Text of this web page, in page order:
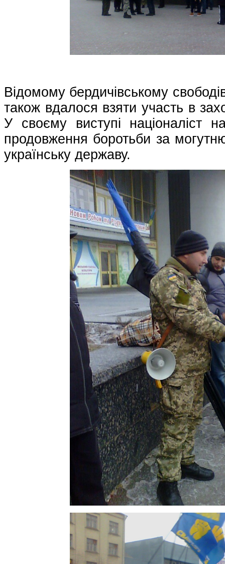
Відомому бердичівському
також вдалося взяти участь в
У своєму виступі націоналіст
продовження боротьби за
українську державу.